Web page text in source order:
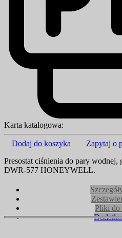
Karta katalogowa:
Dodaj do koszyka
Zapytaj o
Presostat ciśnienia do pary
DWR-577 HONEYWELL.
Pliki do